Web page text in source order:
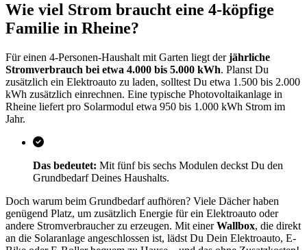
Wie viel Strom braucht eine 4-köpfige
Familie in Rheine?
Für einen 4-Personen-Haushalt mit Garten liegt derjährliche
Stromverbrauch bei etwa 4.000 bis 5.000 kWh. Planst Du
zusätzlich ein Elektroauto zu laden, solltest Du etwa 1.500 bis 2.000
kWh zusätzlich einrechnen. Eine typische Photovoltaikanlage in
Rheine liefert pro Solarmodul etwa 950 bis 1.000 kWh Strom im
Jahr.
Das bedeutet: Mit fünf bis sechs Modulen deckst Du den
Grundbedarf Deines Haushalts.
Doch warum beim Grundbedarf aufhören? Viele Dächer haben
genügend Platz, um zusätzlich Energie für ein Elektroauto oder
andere Stromverbraucher zu erzeugen. Mit einerWallbox, die direkt
an die Solaranlage angeschlossen ist, lädst Du Dein Elektroauto, E-